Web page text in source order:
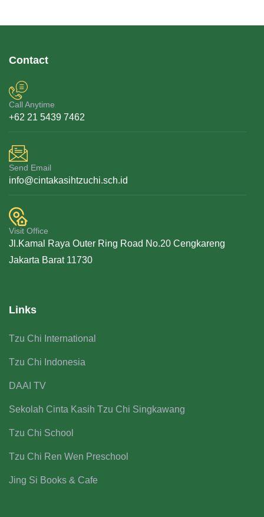
Contact
Call Anytime
+62 21 5439 7462
Send Email
info@cintakasihtzuchi.sch.id
Visit Office
Jl.Kamal Raya Outer Ring Road No.20 Cengkareng
Jakarta Barat 11730
Links
Tzu Chi International
Tzu Chi Indonesia
DAAI TV
Sekolah Cinta Kasih Tzu Chi Singkawang
Tzu Chi School
Tzu Chi Ren Wen Preschool
Jing Si Books & Cafe